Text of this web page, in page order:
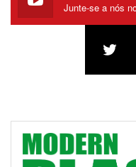
Junte-se a nós no